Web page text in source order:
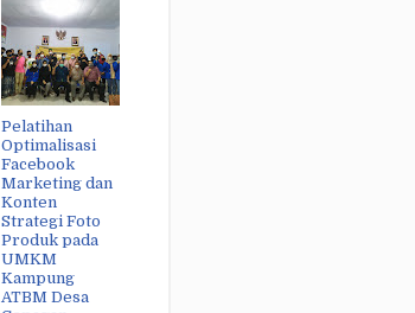
Pelatihan
Optimalisasi
Facebook
Marketing dan
Konten
Strategi Foto
Produk pada
UMKM
Kampung
ATBM Desa